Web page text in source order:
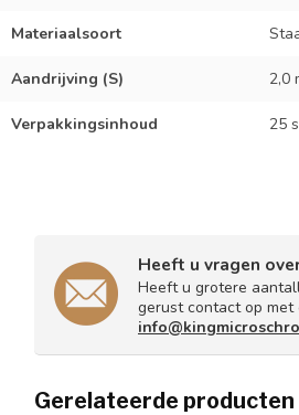
Materiaalsoort
Aandrijving (S) 2,0
Verpakkingsinhoud 25
Heeft u vragen
Heeft u grotere
gerust contact op met
Gerelateerde producten